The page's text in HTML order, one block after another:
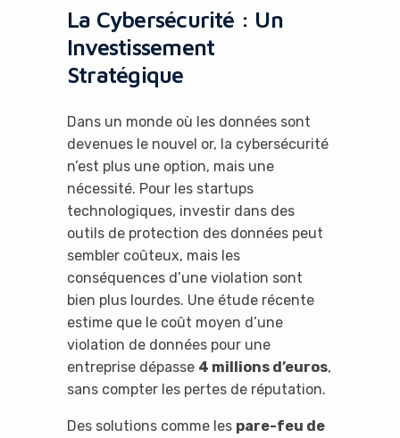
La Cybersécurité : Un
Investissement
Stratégique
Dans un monde où les données sont
devenues le nouvel or, la cybersécurité
n’est plus une option, mais une
nécessité. Pour les startups
technologiques, investir dans des
outils de protection des données peut
sembler coûteux, mais les
conséquences d’une violation sont
bien plus lourdes. Une étude récente
estime que le coût moyen d’une
violation de données pour une
entreprise dépasse 4 millions d’euros,
sans compter les pertes de réputation.
Des solutions comme les pare-feu de
Yes, I will turn off Ad-Blocker
No Thanks